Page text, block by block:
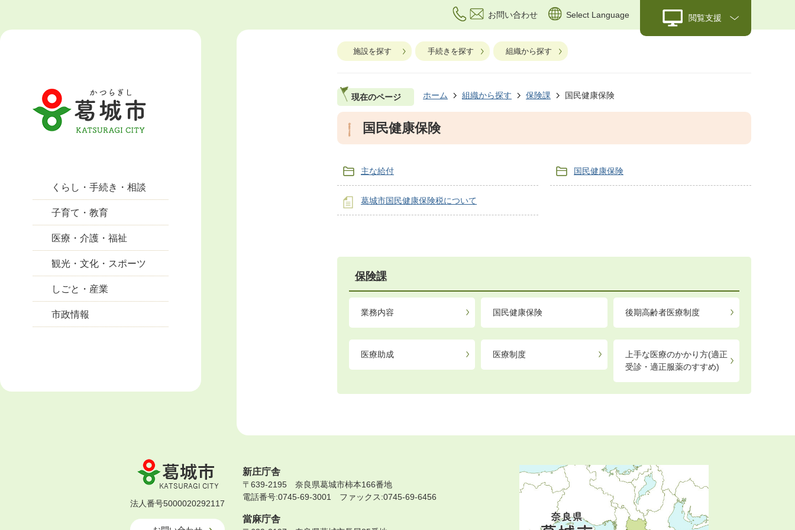
お問い合わせ Select Language 閲覧支援
くらし・手続き・相談
子育て・教育
医療・介護・福祉
観光・文化・スポーツ
しごと・産業
市政情報
施設を探す 手続きを探す 組織から探す
現在のページ ホーム 組織から探す 保険課 国民健康保険
国民健康保険
主な給付 国民健康保険
葛城市国民健康保険税について
保険課
業務内容 国民健康保険 後期高齢者医療制度
医療助成 医療制度
上手な医療のかかり方(適正
受診・適正服薬のすすめ)
葛
城
市
KATSURAGI
CITY
法人番号5000020292117
新庄庁舎
〒639-2195 奈良県葛城市柿本166番地
電話番号:0745-69-3001 ファックス:0745-69-6456
當麻庁舎